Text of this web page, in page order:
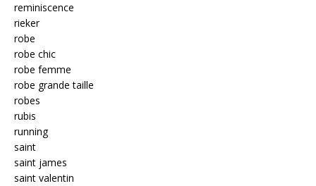
reminiscence
rieker
robe
robe chic
robe femme
robe grande taille
robes
rubis
running
saint
saint james
saint valentin